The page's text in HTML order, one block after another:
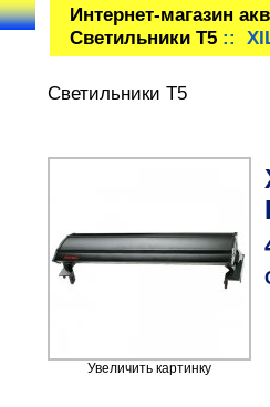
Интернет-магазин
Светильники T5::
Светильники T5
Увеличить картинку